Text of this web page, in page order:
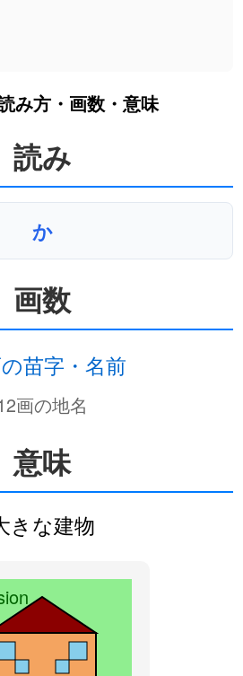
み方・画数・意味
読み
か
画数
苗字・名前
画の地名
意味
きな建物